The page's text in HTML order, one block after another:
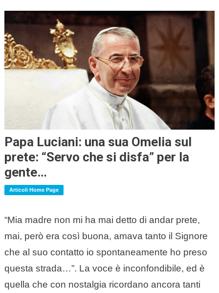
Papa Luciani: una sua Omelia sul
prete: “Servo che si disfa” per la
gente…
Articoli Home Page
“Mia madre non mi ha mai detto di andar prete,
mai, però era così buona, amava tanto il Signore
che al suo contatto io spontaneamente ho preso
questa strada…”. La voce è inconfondibile, ed è
quella che con nostalgia ricordano ancora tanti